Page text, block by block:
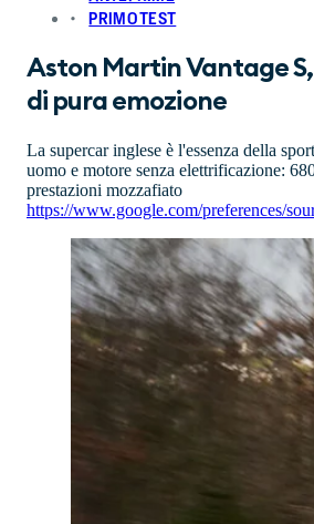
PRIMO TEST
Aston Martin Vantage
di pura emozione
La supercar inglese è l'essenza della
uomo e motore senza elettrificazione:
prestazioni mozzafiato
https://www.google.com/preferences/